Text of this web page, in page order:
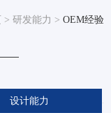
> 研发能力 > OEM经验
设计能力